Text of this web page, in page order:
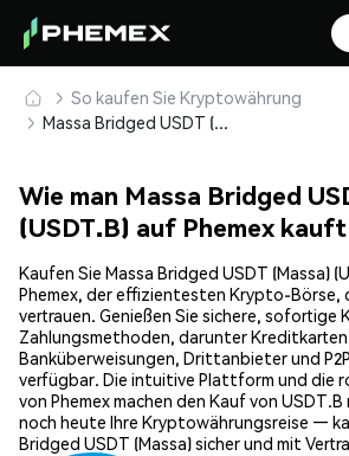
So kaufen Sie Kryptowährung
Massa Bridged USDT (Massa) (USDT.B) sicher kaufen und speichern
Wie man Massa Bridged
(USDT.B) auf Phemex kauft
Kaufen Sie Massa Bridged USDT (Massa)
Phemex, der effizientesten Krypto-Börse,
vertrauen. Genießen Sie sichere, sofortige
Zahlungsmethoden, darunter
Banküberweisungen, Drittanbieter und
verfügbar. Die intuitive Plattform und die
von Phemex machen den Kauf von
noch heute Ihre Kryptowährungsreise —
Bridged USDT (Massa) sicher und mit